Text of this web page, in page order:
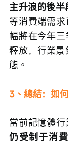
主升浪的後
等消費端需
幅將在今年
釋放，行業
態。
3、總結：如
當前記憶體行
仍受制于消